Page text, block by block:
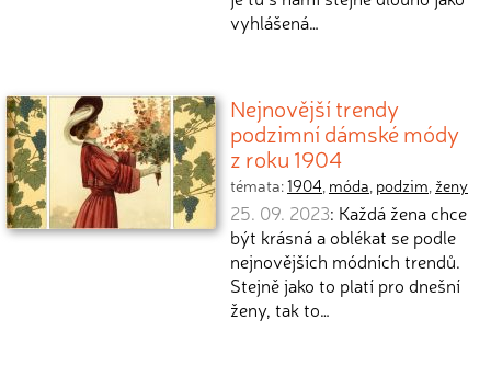
vyhlášená…
Nejnovější trendy
podzimní dámské módy
z roku 1904
témata:1904, móda, podzim, ženy
25. 09. 2023: Každá žena chce
být krásná a oblékat se podle
nejnovějších módních trendů.
Stejně jako to platí pro dnešní
ženy, tak to…